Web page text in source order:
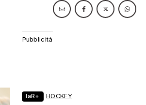
laR+ HOCKEY